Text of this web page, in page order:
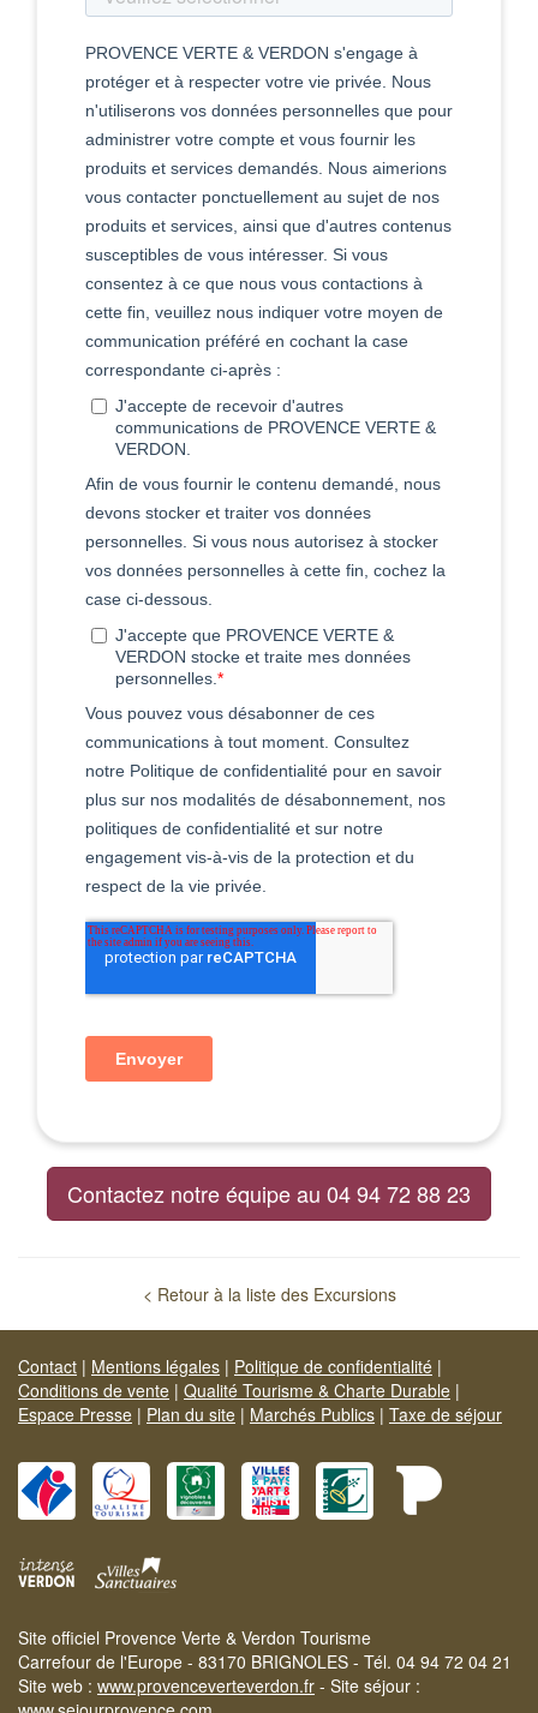
Contactez notre équipe au 04 94 72 88 23
< Retour à la liste des Excursions
Contact | Mentions légales | Politique de confidentialité |
Conditions de vente | Qualité Tourisme & Charte Durable |
Espace Presse | Plan du site | Marchés Publics | Taxe de séjour
Site officiel Provence Verte & Verdon Tourisme
Carrefour de l'Europe - 83170 BRIGNOLES - Tél. 04 94 72 04 21
Site web : www.provenceverteverdon.fr - Site séjour :